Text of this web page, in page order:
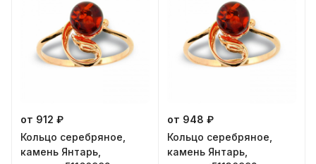
от 912 ₽
Кольцо серебряное,
камень Янтарь,
от 948 ₽
Кольцо серебряное,
камень Янтарь,